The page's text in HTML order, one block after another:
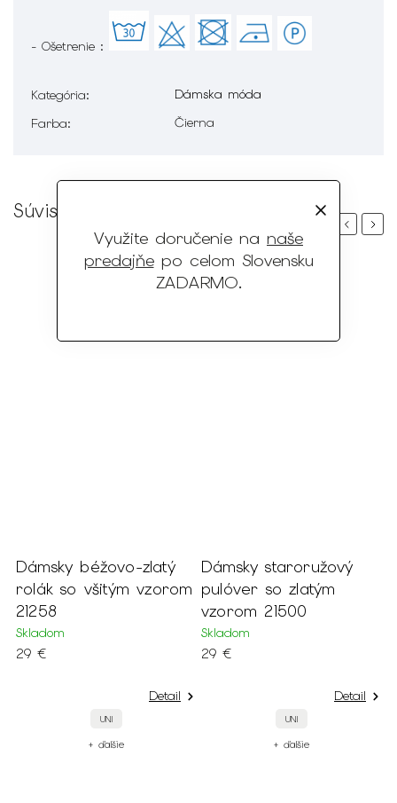
Využite doručenie na naše
predajňepo celom Slovensku
ZADARMO.
- Ošetrenie :
Kategória:
Dámska móda
Farba: Čierna
Súvisiaci tovar
Previous
Dámsky staroružový
pulóver so zlatým
vzorom 21500
Skladom
29 €
Detail
+ ďalšie
Dámsky béžový
pulóver so zlatým
vzorom 21501
Skladom
29 €
Detail
+ ďalšie
Next